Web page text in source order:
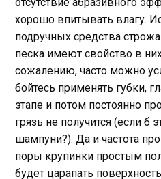
хорошо впитывать влагу.
подручных средства
песка имеют свойство в
сожалению, часто можно
бойтесь применять губки,
этапе и потом постоянно
грязь не получится (если
шампуни?). Да и частота
поры крупинки простым
будет царапать